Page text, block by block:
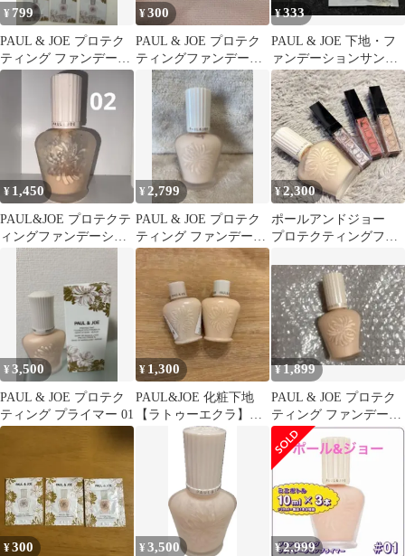
¥ 799
PAUL & JOE プロテク
ティング ファンデーシ
ョン プライマー 00 9包
¥300
PAUL & JOE プロテク
ティングファンデーシ
ョンプライマー 00 サン
プル
¥333
PAUL & JOE 下地・フ
ァンデーションサンプ
ルセット♪
¥ 1,450
PAUL&JOE プロテクテ
ィングファンデーショ
ン プライマー02
¥ 2,799
PAUL & JOE プロテク
ティング ファンデーシ
ョン プライマー 01
¥2,300
ポールアンドジョー
プロテクティングファ
ー リップセット
¥3,500
PAUL & JOE プロテク
ティング プライマー 01
¥ 1,300
PAUL&JOE 化粧下地
【ラトゥーエクラ】
【プロテクティング】
ミニ2本セット
¥1,899
PAUL & JOE プロテク
ティング ファンデーシ
ョン プライマー 01
¥300 ¥3,500 ¥2,999